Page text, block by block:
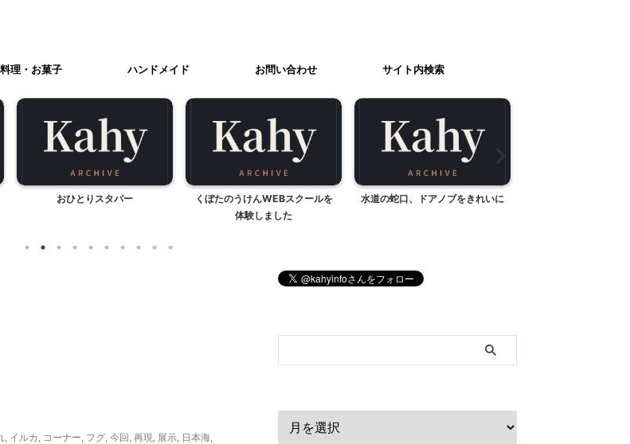
料理・お菓子 ハンドメイド お問い合わせ サイト内検索
おひとりスタバー
くぼたのうけんWEBスクールを
体験しました
水道の蛇口、ドアノブをきれいに
イルカ コーナー フグ 今回 再現 展示 日本海